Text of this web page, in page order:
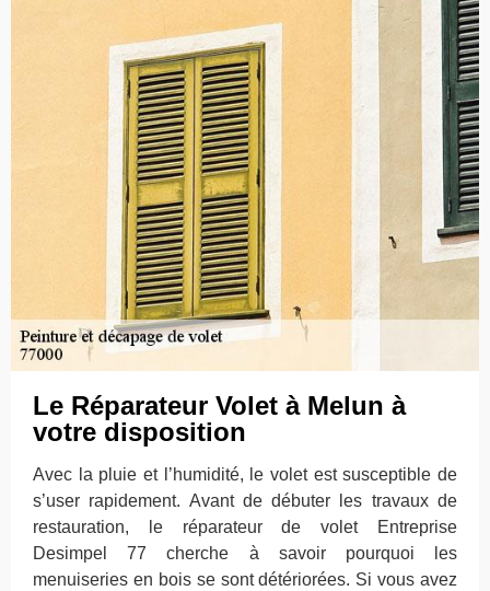
Le Réparateur Volet à Melun à
votre disposition
Avec la pluie et l’humidité, le volet est susceptible de
s’user rapidement. Avant de débuter les travaux de
restauration, le réparateur de volet Entreprise
Desimpel 77 cherche à savoir pourquoi les
menuiseries en bois se sont détériorées. Si vous avez